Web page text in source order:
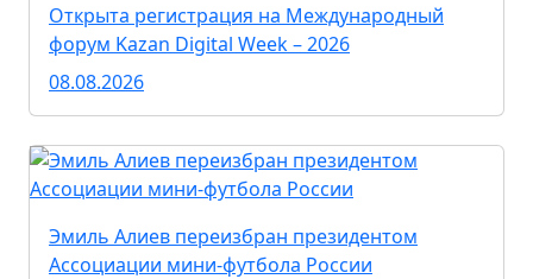
Открыта регистрация на Международный
форум Kazan Digital Week – 2026
08.08.2026
Эмиль Алиев переизбран президентом
Ассоциации мини-футбола России